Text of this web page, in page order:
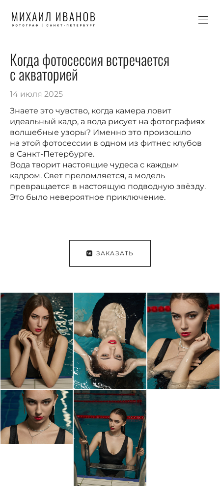
Когда фотосессия встречается
с акваторией
14 июля 2025
Знаете это чувство, когда камера ловит
идеальный кадр, а вода рисует на фотографиях
волшебные узоры? Именно это произошло
на этой фотосессии в одном из фитнес клубов
в Санкт-Петербурге.
Вода творит настоящие чудеса с каждым
кадром. Свет преломляется, а модель
превращается в настоящую подводную звёзду.
Это было невероятное приключение.
ЗАКАЗАТЬ